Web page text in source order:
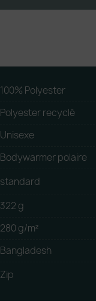
100% Polyester
Polyester recyclé
Unisexe
Bodywarmer polaire
standard
322 g
280 g/m²
Bangladesh
Zip